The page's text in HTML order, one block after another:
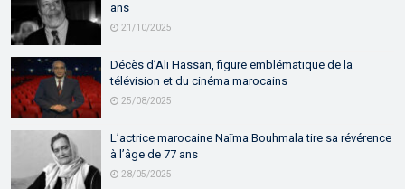
ans
21/10/2025
Décès d’Ali Hassan, figure emblématique de la
télévision et du cinéma marocains
25/08/2025
L’actrice marocaine Naïma Bouhmala tire sa révérence
à l’âge de 77 ans
28/05/2025